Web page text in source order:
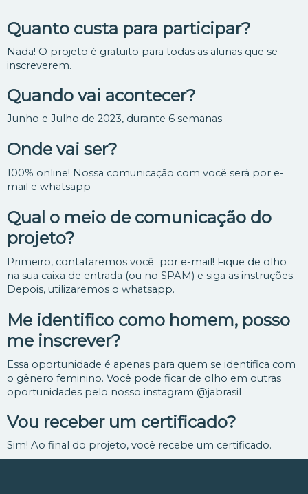
Quanto custa para participar?
Nada! O projeto é gratuito para todas as alunas que se
inscreverem.
Quando vai acontecer?
Junho e Julho de 2023, durante 6 semanas
Onde vai ser?
100% online! Nossa comunicação com você será por e-
mail e whatsapp
Qual o meio de comunicação do
projeto?
Primeiro, contataremos você por e-mail! Fique de olho
na sua caixa de entrada (ou no SPAM) e siga as instruções.
Depois, utilizaremos o whatsapp.
Me identifico como homem, posso
me inscrever?
Essa oportunidade é apenas para quem se identifica com
o gênero feminino. Você pode ficar de olho em outras
oportunidades pelo nosso instagram @jabrasil
Vou receber um certificado?
Sim! Ao final do projeto, você recebe um certificado.